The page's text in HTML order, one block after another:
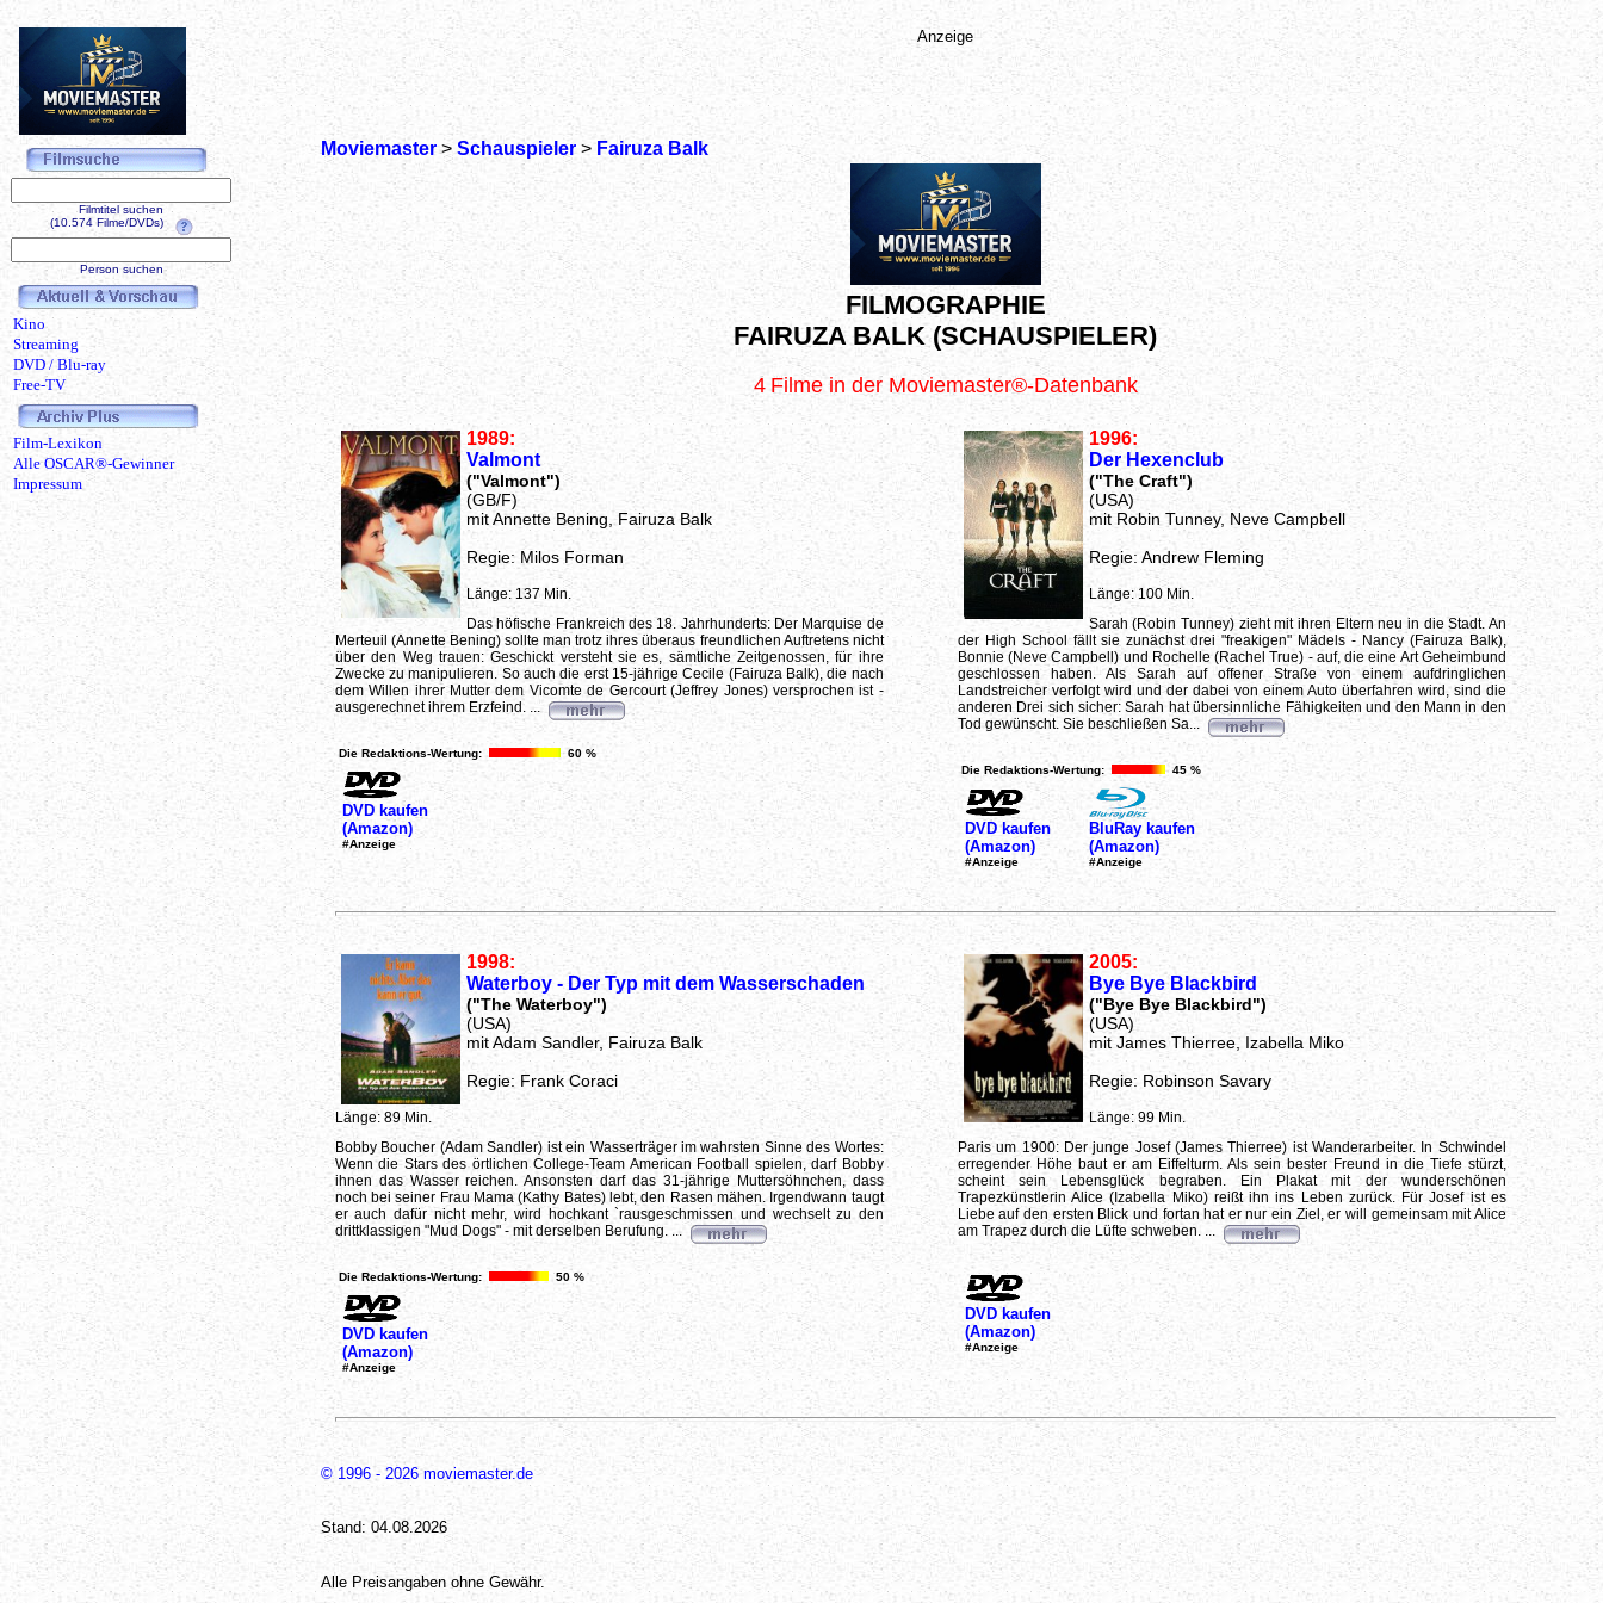
Moviemaster> Schauspieler> Fairuza Balk
FILMOGRAPHIE
FAIRUZA BALK (SCHAUSPIELER)
4 Filme in der Moviemaster®-Datenbank
1989:
Valmont
("Valmont")
(GB/F)
mit Annette Bening, Fairuza Balk
Regie: Milos Forman
Länge: 137 Min.
Das höfische Frankreich des 18. Jahrhunderts: Der Marquise de
Merteuil (Annette Bening) sollte man trotz ihres überaus freundlichen Auftretens nicht
über den Weg trauen: Geschickt versteht sie es, sämtliche Zeitgenossen, für ihre
Zwecke zu manipulieren. So auch die erst 15-jährige Cecile (Fairuza Balk), die nach
dem Willen ihrer Mutter dem Vicomte de Gercourt (Jeffrey Jones) versprochen ist -
ausgerechnet ihrem Erzfeind. ...
Die Redaktions-Wertung: 60 %
DVD kaufen
(Amazon)
#Anzeige
1996:
Der Hexenclub
("The Craft")
(USA)
mit Robin Tunney, Neve Campbell
Regie: Andrew Fleming
Länge: 100 Min.
Sarah (Robin Tunney) zieht mit ihren Eltern neu in die Stadt. An
der High School fällt sie zunächst drei "freakigen" Mädels - Nancy (Fairuza Balk),
Bonnie (Neve Campbell) und Rochelle (Rachel True) - auf, die eine Art Geheimbund
geschlossen haben. Als Sarah auf offener Straße von einem aufdringlichen
Landstreicher verfolgt wird und der dabei von einem Auto überfahren wird, sind die
anderen Drei sich sicher: Sarah hat übersinnliche Fähigkeiten und den Mann in den
Tod gewünscht. Sie beschließen Sa...
Die Redaktions-Wertung: 45 %
DVD kaufen
(Amazon)
#Anzeige
BluRay kaufen
(Amazon)
#Anzeige
1998:
Waterboy - Der Typ mit dem Wasserschaden
("The Waterboy")
(USA)
mit Adam Sandler, Fairuza Balk
Regie: Frank Coraci
Länge: 89 Min.
Bobby Boucher (Adam Sandler) ist ein Wasserträger im wahrsten Sinne des Wortes:
Wenn die Stars des örtlichen College-Team American Football spielen, darf Bobby
ihnen das Wasser reichen. Ansonsten darf das 31-jährige Muttersöhnchen, dass
noch bei seiner Frau Mama (Kathy Bates) lebt, den Rasen mähen. Irgendwann taugt
er auch dafür nicht mehr, wird hochkant `rausgeschmissen und wechselt zu den
drittklassigen "Mud Dogs" - mit derselben Berufung. ...
Die Redaktions-Wertung: 50 %
DVD kaufen
(Amazon)
#Anzeige
2005:
Bye Bye Blackbird
("Bye Bye Blackbird")
(USA)
mit James Thierree, Izabella Miko
Regie: Robinson Savary
Länge: 99 Min.
Paris um 1900: Der junge Josef (James Thierree) ist Wanderarbeiter. In Schwindel
erregender Höhe baut er am Eiffelturm. Als sein bester Freund in die Tiefe stürzt,
scheint sein Lebensglück begraben. Ein Plakat mit der wunderschönen
Trapezkünstlerin Alice (Izabella Miko) reißt ihn ins Leben zurück. Für Josef ist es
Liebe auf den ersten Blick und fortan hat er nur ein Ziel, er will gemeinsam mit Alice
am Trapez durch die Lüfte schweben. ...
DVD kaufen
(Amazon)
#Anzeige
© 1996 - 2026 moviemaster.de
Stand: 04.08.2026
Alle Preisangaben ohne Gewähr.
Anzeige
Filmtitel suchen
(10.574 Filme/DVDs)
Person suchen
Kino
Streaming
DVD / Blu-ray
Free-TV
Film-Lexikon
Alle OSCAR®-Gewinner
Impressum